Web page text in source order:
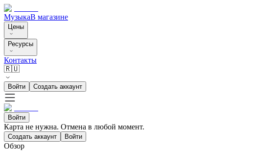
МузыкаВ магазине
Цены
Ресурсы
Контакты
🇷🇺
Войти Создать аккаунт
Войти
Карта не нужна. Отмена в любой момент.
Создать аккаунт Войти
Обзор